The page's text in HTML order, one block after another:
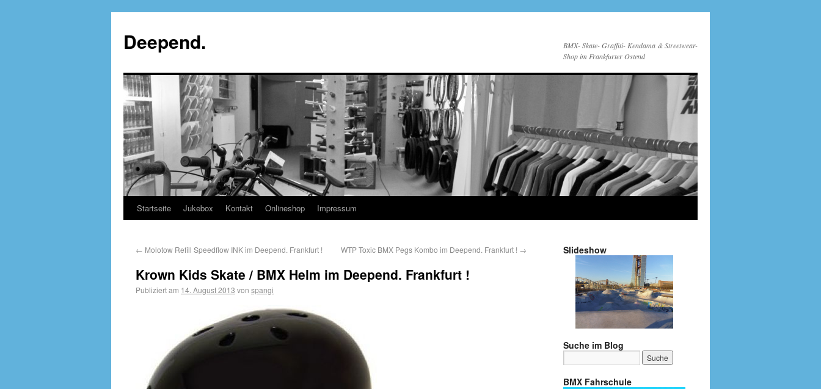
Deepend.
BMX- Skate- Graffiti- Kendama & Streetwear-
Shop im Frankfurter Ostend
Startseite Jukebox Kontakt Onlineshop Impressum
← Molotow Refill Speedflow INK im Deepend. Frankfurt ! WTP Toxic BMX Pegs Kombo im Deepend. Frankfurt ! →
Krown Kids Skate / BMX Helm im Deepend. Frankfurt !
Publiziert am 14. August 2013 von spangi
Slideshow
Suche im Blog
BMX Fahrschule